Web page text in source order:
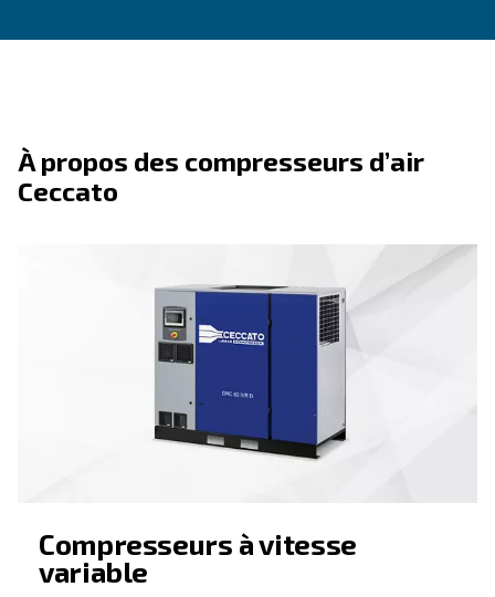
5 avantages de la
Grâce à la surveillance des données, les
plus récents peuvent offrir plus d’avantages, tels que
continuité, un rendement élevé et des économies de